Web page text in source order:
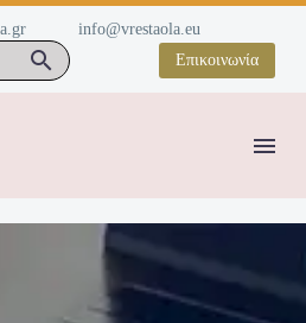
info@vrestaola.eu
Επικοινωνία